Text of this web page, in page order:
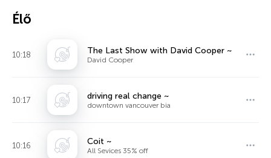
Élő
10:18 The Last Show with David Cooper ~
David Cooper
10:17 driving real change ~
downtown vancouver bia
10:16 Coit ~
All Sevices 35% off